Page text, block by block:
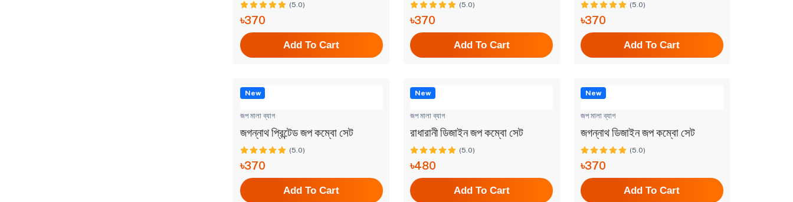
(5.0)
৳370
Add To Cart
(5.0)
৳370
Add To Cart
(5.0)
৳370
Add To Cart
New
জপ মালা ব্যাগ
জগন্নাথ প্রিন্টেড জপ কম্বো সেট
(5.0)
৳370
Add To Cart
New
জপ মালা ব্যাগ
রাধারানী ডিজাইন জপ কম্বো সেট
(5.0)
৳480
Add To Cart
New
জপ মালা ব্যাগ
জগন্নাথ ডিজাইন জপ কম্বো সেট
(5.0)
৳370
Add To Cart